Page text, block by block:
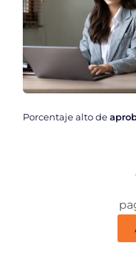
Porcentaje alto de